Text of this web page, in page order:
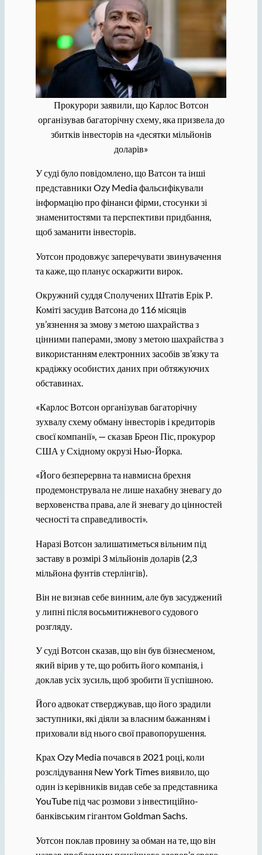
Прокурори заявили, що Карлос Вотсон
організував багаторічну схему, яка призвела до
збитків інвесторів на «десятки мільйонів
доларів»
У суді було повідомлено, що Ватсон та інші
представники Ozy Media фальсифікували
інформацію про фінанси фірми, стосунки зі
знаменитостями та перспективи придбання,
щоб заманити інвесторів.
Уотсон продовжує заперечувати звинувачення
та каже, що планує оскаржити вирок.
Окружний суддя Сполучених Штатів Ерік Р.
Коміті засудив Ватсона до 116 місяців
ув’язнення за змову з метою шахрайства з
цінними паперами, змову з метою шахрайства з
використанням електронних засобів зв’язку та
крадіжку особистих даних при обтяжуючих
обставинах.
«Карлос Вотсон організував багаторічну
зухвалу схему обману інвесторів і кредиторів
своєї компанії», — сказав Бреон Піс, прокурор
США у Східному окрузі Нью-Йорка.
«Його безперервна та навмисна брехня
продемонструвала не лише нахабну зневагу до
верховенства права, але й зневагу до цінностей
чесності та справедливості».
Наразі Вотсон залишатиметься вільним під
заставу в розмірі 3 мільйонів доларів (2,3
мільйона фунтів стерлінгів).
Він не визнав себе винним, але був засуджений
у липні після восьмитижневого судового
розгляду.
У суді Вотсон сказав, що він був бізнесменом,
який вірив у те, що робить його компанія, і
доклав усіх зусиль, щоб зробити її успішною.
Його адвокат стверджував, що його зрадили
заступники, які діяли за власним бажанням і
приховали від нього свої правопорушення.
Крах Ozy Media почався в 2021 році, коли
розслідування New York Times виявило, що
один із керівників видав себе за представника
YouTube під час розмови з інвестиційно-
банківським гігантом Goldman Sachs.
Уотсон поклав провину за обман на те, що він